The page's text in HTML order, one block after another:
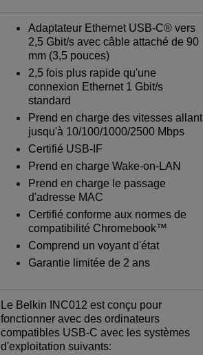
Adaptateur Ethernet USB-C® vers
2,5 Gbit/s avec câble attaché de 90
mm (3,5 pouces)
2,5 fois plus rapide qu'une
connexion Ethernet 1 Gbit/s
standard
Prend en charge des vitesses allant
jusqu'à 10/100/1000/2500 Mbps
Certifié USB-IF
Prend en charge Wake-on-LAN
Prend en charge le passage
d'adresse MAC
Certifié conforme aux normes de
compatibilité Chromebook™
Comprend un voyant d'état
Garantie limitée de 2 ans
Le Belkin INC012 est conçu pour
fonctionner avec des ordinateurs
compatibles USB-C avec les systèmes
d'exploitation suivants: